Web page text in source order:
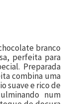
branco
perfeita para
Preparada
combina uma
suave e rico de
num